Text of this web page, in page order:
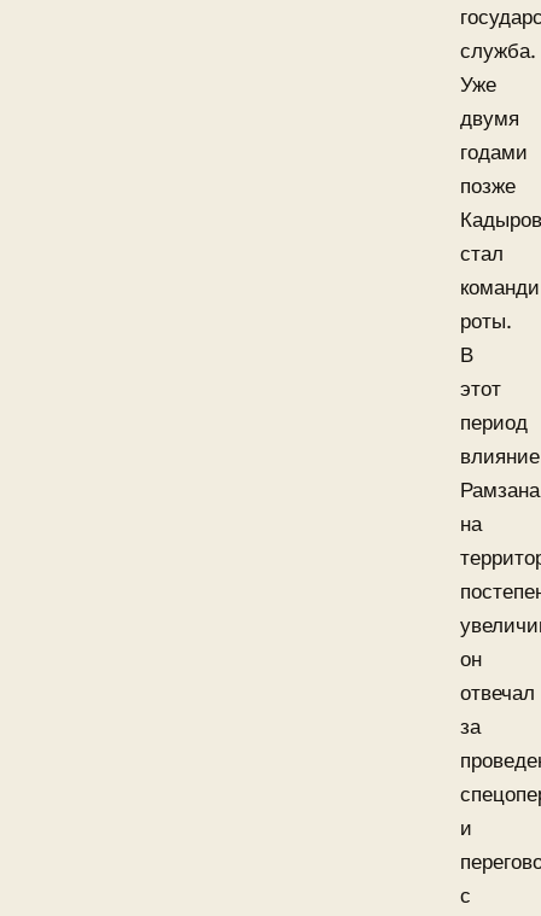
служба.
Уже
двумя
годами
позже
стал
роты.
В
этот
период
влияние
Рамзана
на
он
отвечал
за
и
с